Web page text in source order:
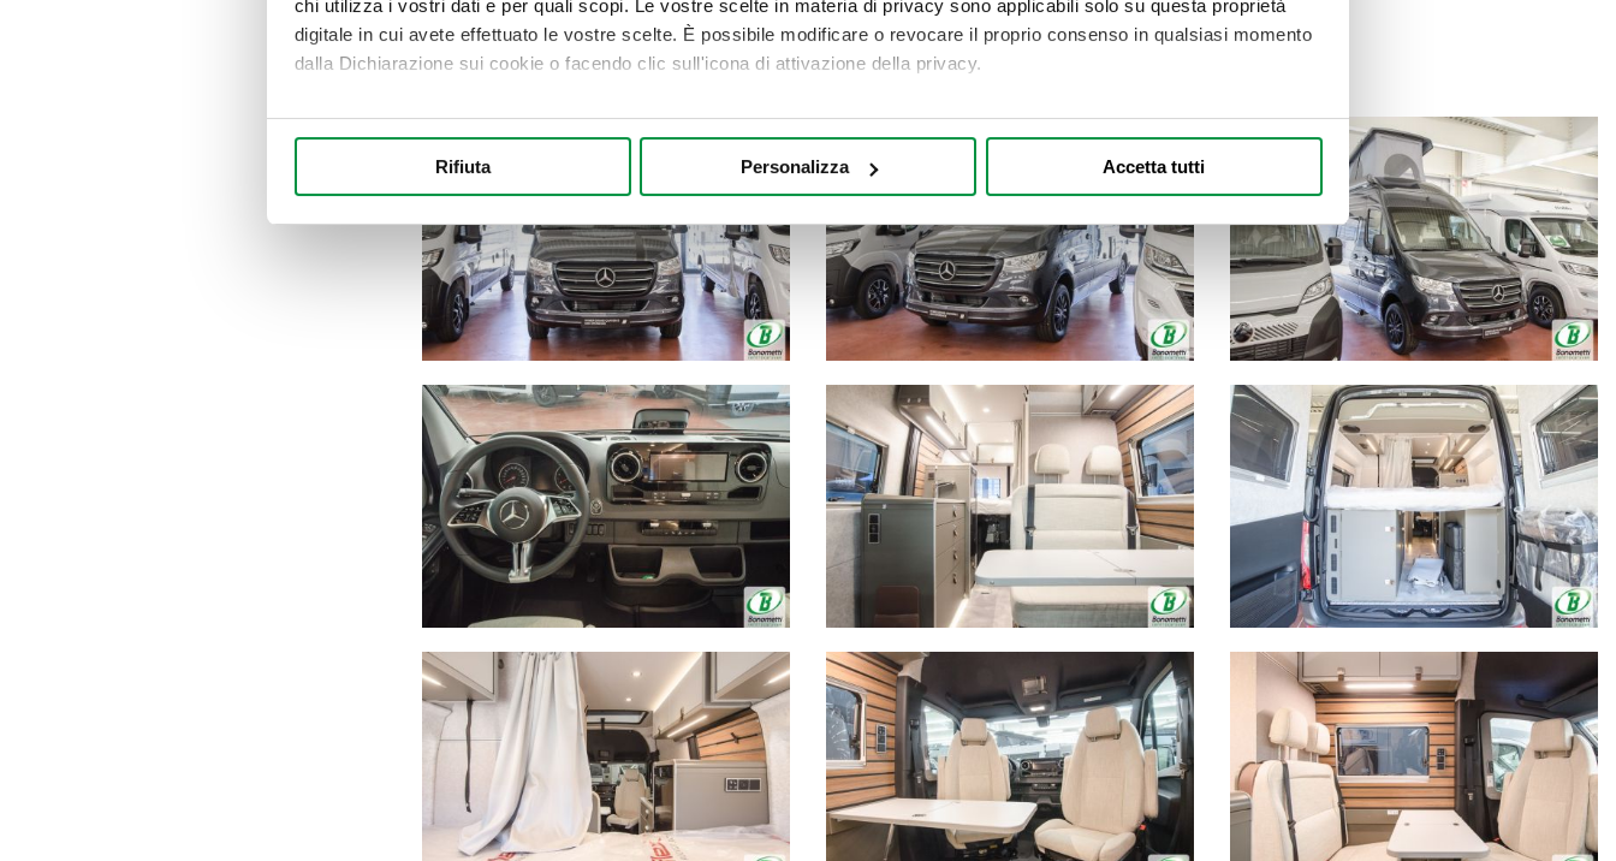
chi utilizza i vostri dati e per quali scopi. Le vostre scelte in materia di privacy sono applicabili solo su questa proprietà
digitale in cui avete effettuato le vostre scelte. È possibile modificare o revocare il proprio consenso in qualsiasi momento
dalla Dichiarazione sui cookie o facendo clic sull'icona di attivazione della privacy.
Con il tuo consenso, vorremmo anche:
Identificare il tuo dispositivo, scansionandolo attivamente alla ricerca di caratteristiche specifiche (impronte
Approfondisci come vengono elaborati i tuoi dati personali e imposta le tue preferenze nellasezione dettagli
. Puoi
modificare o ritirare il tuo consenso in qualsiasi momento dalla Dichiarazione sui cookie.
Utilizziamo i cookie per personalizzare contenuti ed annunci, per fornire funzionalità dei social media e per analizzare il
nostro traffico. Condividiamo inoltre informazioni sul modo in cui utilizza il nostro sito con i nostri partner che si occupano
di analisi dei dati web, pubblicità e social media, i quali potrebbero combinarle con altre informazioni che ha fornito loro o
che hanno raccolto dal suo utilizzo dei loro servizi.
Rifiuta Personalizza Accetta tutti